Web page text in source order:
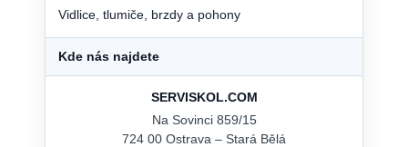
Vidlice, tlumiče, brzdy a pohony
Kde nás najdete
SERVISKOL.COM
Na Sovinci 859/15
724 00 Ostrava – Stará Bělá